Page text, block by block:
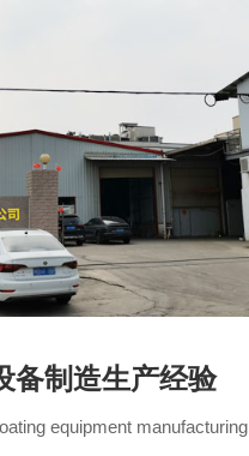
备制造生产经验
equipment manufacturing